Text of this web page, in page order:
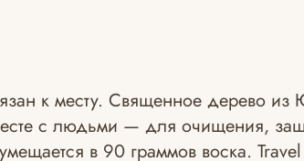
к месту. Священное дерево
с людьми — для очищения,
в 90 граммов воска.